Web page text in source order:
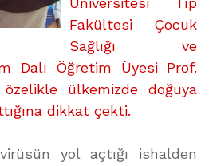
Fakültesi Çocuk
Sağlığı ve
Dalı Öğretim Üyesi Prof.
ülkemizde doğuya
dikkat çekti.
yol açtığı ishalden